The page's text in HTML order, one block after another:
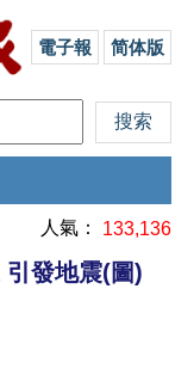
電子報 简体版
人氣： 133,136
發地震(圖)